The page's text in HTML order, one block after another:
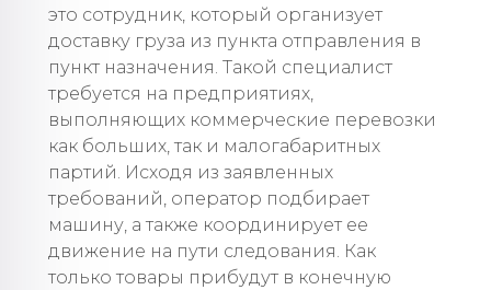
это сотрудник, который организует
доставку груза из пункта отправления в
пункт назначения. Такой специалист
требуется на предприятиях,
выполняющих коммерческие перевозки
как больших, так и малогабаритных
партий. Исходя из заявленных
требований, оператор подбирает
машину, а также координирует ее
движение на пути следования. Как
только товары прибудут в конечную